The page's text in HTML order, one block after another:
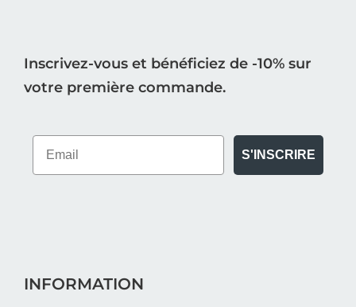
Inscrivez-vous et bénéficiez de -10% sur
votre première commande.
S'INSCRIRE
INFORMATION